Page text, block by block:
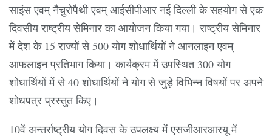
साइंस एवम् नैचुरोपैथी एवम् आईसीपीआर नई दिल्ली के सहयोग से एक
दिवसीय राष्ट्रीय सेमिनार का आयोजन किया गया। राष्ट्रीय सेमिनार
में देश के 15 राज्यों से 500 योग शोधार्थियों ने आनलाइन एवम्
आफलाइन प्रतिभाग किया। कार्यक्रम में उपस्थित 300 योग
शोधार्थियों में से 40 शोधार्थियों ने योग से जुड़े विभिन्न विषयों पर अपने
शोधपत्र प्रस्तुत किए।
10वें अन्तर्राष्ट्रीय योग दिवस के उपलक्ष्य में एसजीआरआरयू में